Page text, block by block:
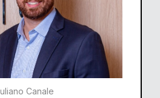
Canale